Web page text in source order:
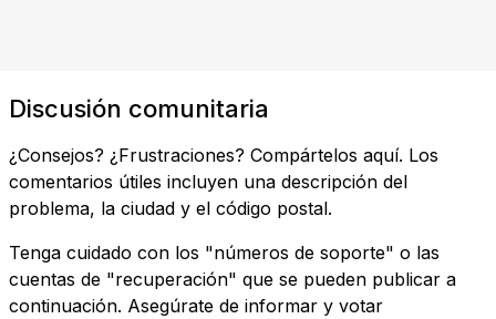
Discusión comunitaria
¿Consejos? ¿Frustraciones? Compártelos aquí. Los
comentarios útiles incluyen una descripción del
problema, la ciudad y el código postal.
Tenga cuidado con los "números de soporte" o las
cuentas de "recuperación" que se pueden publicar a
continuación. Asegúrate de informar y votar